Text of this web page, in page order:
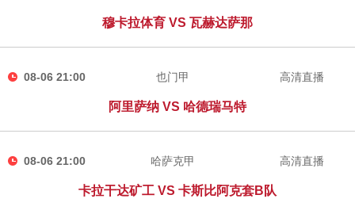
穆卡拉体育 VS 瓦赫达萨那
08-06 21:00 也门甲
阿里萨纳 VS 哈德瑞马特
高清直播
08-06 21:00 哈萨克甲
卡拉干达矿工 VS 卡斯比阿克套B队
高清直播